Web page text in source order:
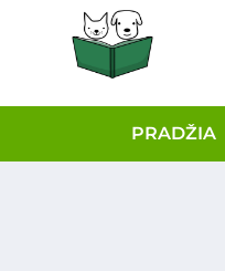
PRADŽIA